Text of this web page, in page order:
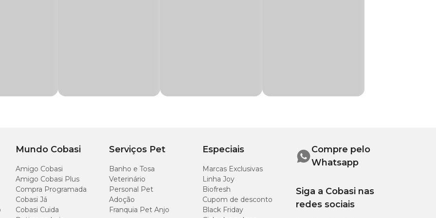
Mundo Cobasi
Amigo Cobasi
Amigo Cobasi Plus
Compra Programada
Cobasi Já
Cobasi Cuida
Serviços Pet
Banho e Tosa
Veterinário
Personal Pet
Adoção
Franquia Pet Anjo
Especiais
Marcas Exclusivas
Linha Joy
Biofresh
Cupom de desconto
Black Friday
Compre pelo
Whatsapp
Siga a Cobasi nas
redes sociais